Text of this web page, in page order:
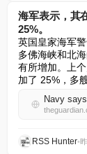
海军表示，其
25%。
英国皇家海军
多佛海峡和北
有所增加。上
加了 25%，多
RSS Hunter•